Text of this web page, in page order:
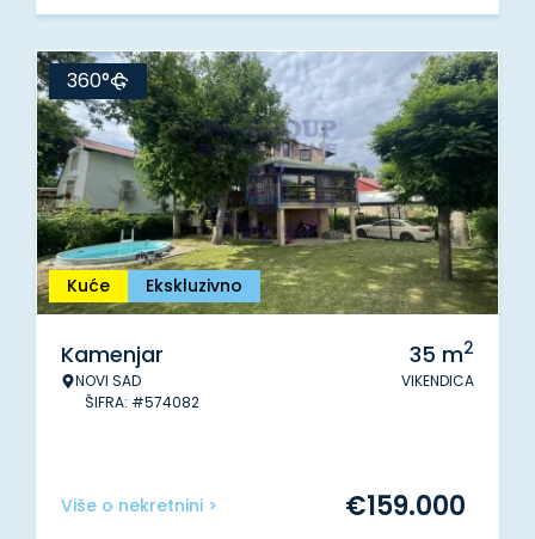
Kuće Ekskluzivno
360°
Kamenjar
NOVI SAD
ŠIFRA: #574082
35 m2
VIKENDICA
Više o nekretnini > €159.000